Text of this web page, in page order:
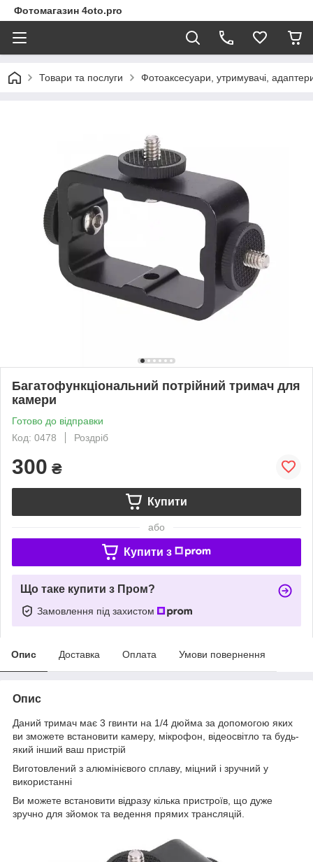
Фотомагазин 4oto.pro
Товари та послуги Фотоаксесуари, утримувачі,
Багатофункціональний потрійний тримач для
камери
Готово до відправки
Код: 0478
Роздріб
300 ₴
Купити
або
Купити з
Що таке купити з Пром?
Замовлення під захистом
Опис Доставка Оплата Умови повернення
Опис
Даний тримач має 3 гвинти на 1/4 дюйма за допомогою яких
ви зможете встановити камеру, мікрофон, відеосвітло та будь-
який інший ваш пристрій
Виготовлений з алюмінієвого сплаву, міцний і зручний у
використанні
Ви можете встановити відразу кілька пристроїв, що дуже
зручно для зйомок та ведення прямих трансляцій.